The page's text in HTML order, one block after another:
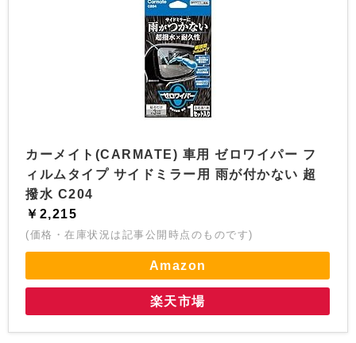
カーメイト(CARMATE) 車用 ゼロワイパー フ
ィルムタイプ サイドミラー用 雨が付かない 超
撥水 C204
￥2,215
(価格・在庫状況は記事公開時点のものです)
Amazon
楽天市場